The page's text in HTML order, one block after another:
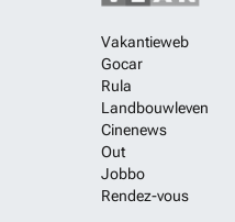
Vakantieweb
Gocar
Rula
Landbouwleven
Cinenews
Out
Jobbo
Rendez-vous